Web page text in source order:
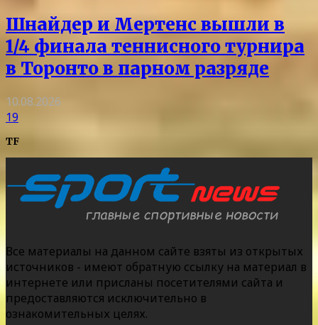
Шнайдер и Мертенс вышли в
1/4 финала теннисного турнира
в Торонто в парном разряде
10.08.2026
19
TF
Все материалы на данном сайте взяты из открытых
источников - имеют обратную ссылку на материал в
интернете или присланы посетителями сайта и
предоставляются исключительно в
ознакомительных целях.